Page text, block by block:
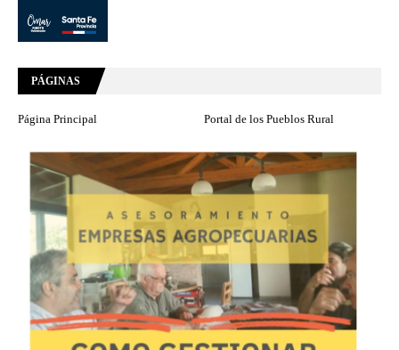
PÁGINAS
Página Principal Portal de los Pueblos Rural